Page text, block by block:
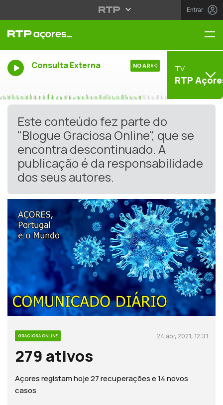
Entrar
Consulta Externa NO AR TV
RTP
Este conteúdo fez parte do
"Blogue Graciosa Online", que se
encontra descontinuado. A
publicação é da responsabilidade
dos seus autores.
GRACIOSA ONLINE 24 abr, 2021, 12:31
279 ativos
Açores registam hoje 27 recuperações e 14 novos
casos